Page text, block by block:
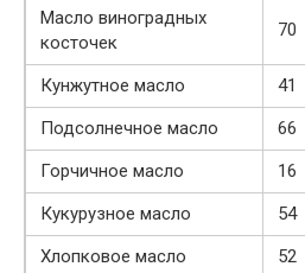
Масло виноградных
косточек
70
Кунжутное масло
41
Подсолнечное масло
66
Горчичное масло
16
Кукурузное масло
54
Хлопковое масло
52